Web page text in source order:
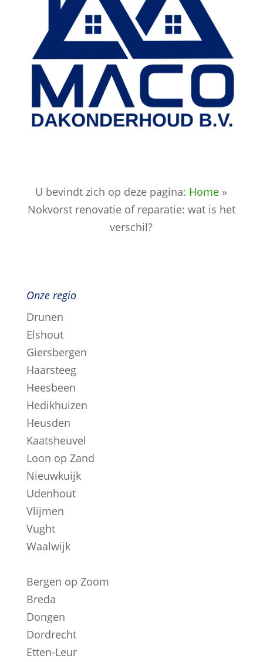
U bevindt zich op deze pagina: Home »
Nokvorst renovatie of reparatie: wat is het
verschil?
Onze regio
Drunen
Elshout
Giersbergen
Haarsteeg
Heesbeen
Hedikhuizen
Heusden
Kaatsheuvel
Loon op Zand
Nieuwkuijk
Udenhout
Vlijmen
Vught
Waalwijk
Bergen op Zoom
Breda
Dongen
Dordrecht
Etten-Leur